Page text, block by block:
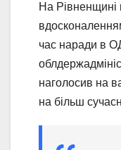
На
час наради в
наголосив на
на більш